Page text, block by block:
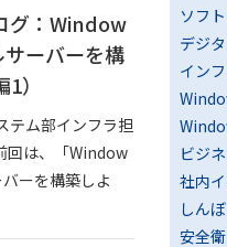
グ：Window
ーバーを構
）
テム部インフラ担
回は、「Window
ーを構築しよ
ソフ
デジ
イン
ビジ
社内
しん
安全